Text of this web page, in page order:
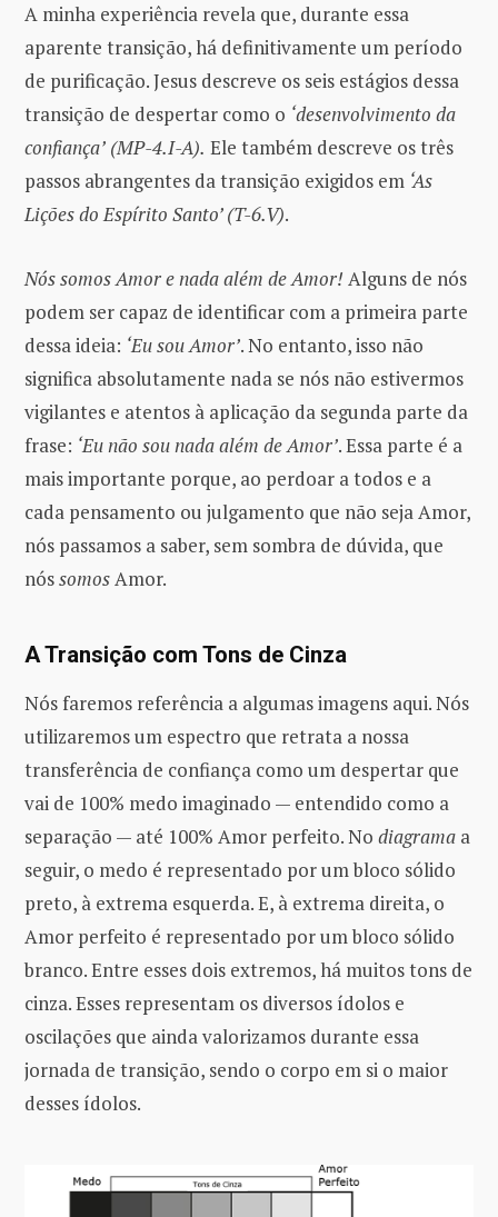
A minha experiência revela que, durante essa
aparente transição, há definitivamente um período
de purificação. Jesus descreve os seis estágios dessa
transição de despertar como o ‘desenvolvimento da
confiança’ (MP-4.I-A). Ele também descreve os três
passos abrangentes da transição exigidos em ‘As
Lições do Espírito Santo’ (T-6.V).
Nós somos Amor e nada além de Amor! Alguns de nós
podem ser capaz de identificar com a primeira parte
dessa ideia: ‘Eu sou Amor’. No entanto, isso não
significa absolutamente nada se nós não estivermos
vigilantes e atentos à aplicação da segunda parte da
frase: ‘Eu não sou nada além de Amor’. Essa parte é a
mais importante porque, ao perdoar a todos e a
cada pensamento ou julgamento que não seja Amor,
nós passamos a saber, sem sombra de dúvida, que
nóssomosAmor.
A Transição com Tons de Cinza
Nós faremos referência a algumas imagens aqui. Nós
utilizaremos um espectro que retrata a nossa
transferência de confiança como um despertar que
vai de 100% medo imaginado — entendido como a
separação — até 100% Amor perfeito. No diagrama a
seguir, o medo é representado por um bloco sólido
preto, à extrema esquerda. E, à extrema direita, o
Amor perfeito é representado por um bloco sólido
branco. Entre esses dois extremos, há muitos tons de
cinza. Esses representam os diversos ídolos e
oscilações que ainda valorizamos durante essa
jornada de transição, sendo o corpo em si o maior
desses ídolos.